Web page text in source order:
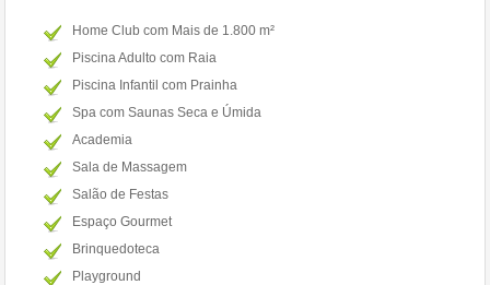
Home Club com Mais de 1.800 m²
Piscina Adulto com Raia
Piscina Infantil com Prainha
Spa com Saunas Seca e Úmida
Academia
Sala de Massagem
Salão de Festas
Espaço Gourmet
Brinquedoteca
Playground